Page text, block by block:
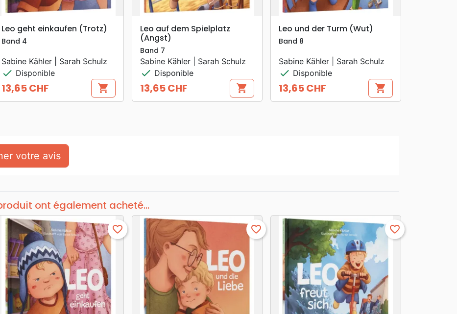
search APERÇU RAPIDE
Leo geht einkaufen (Trotz)
Band 4
Sabine Kähler | Sarah Schulz
check Disponible
Prix
13,65 CHF shopping_cart
search APERÇU RAPIDE
Leo auf dem Spielplatz
(Angst)
Band 7
Sabine Kähler | Sarah Schulz
check Disponible
Prix
13,65 CHF shopping_cart
search APERÇU RAPIDE
Leo und der Turm (Wut)
Band 8
Sabine Kähler | Sarah Schulz
check Disponible
Prix
13,65 CHF shopping_cart
votre avis
ont également acheté...
favorite_border favorite_border favorite_border